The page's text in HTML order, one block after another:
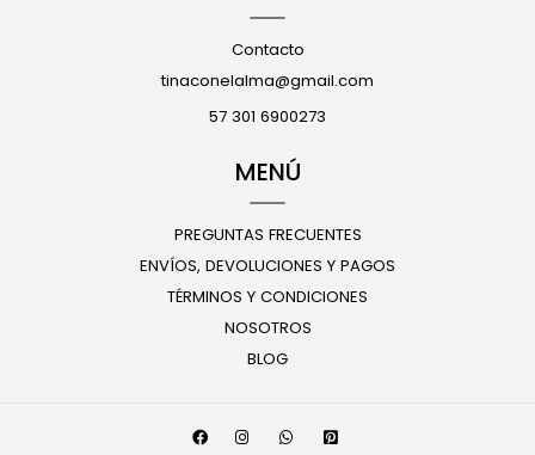
Contacto
tinaconelalma@gmail.com
57 301 6900273
MENÚ
PREGUNTAS FRECUENTES
ENVÍOS, DEVOLUCIONES Y PAGOS
TÉRMINOS Y CONDICIONES
NOSOTROS
BLOG